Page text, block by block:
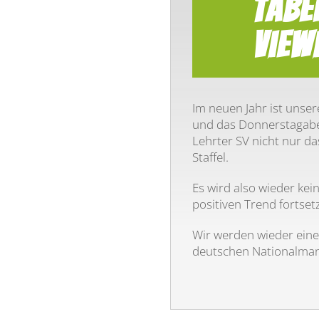
Im neuen Jahr ist
und das
Lehrter SV nicht nur
Staffel.
Es wird also wieder
positiven Trend
Wir werden wieder
deutschen